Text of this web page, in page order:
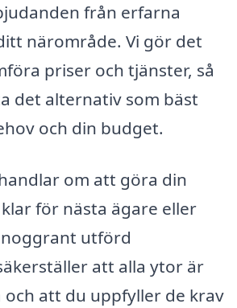
från erfarna
närområde. Vi gör det
priser och tjänster, så
det alternativ som bäst
och din budget.
om att göra din
för nästa ägare eller
utförd
att alla ytor är
och att du uppfyller de krav